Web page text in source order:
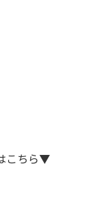
こちら▼